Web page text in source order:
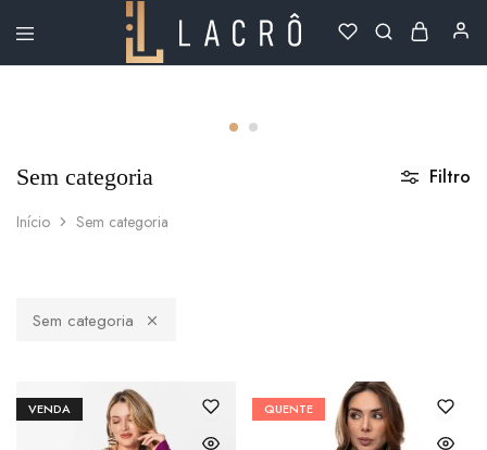
Lacrô
Sem categoria
Início Sem categoria
Filtro
Sem categoria
VENDA QUENTE